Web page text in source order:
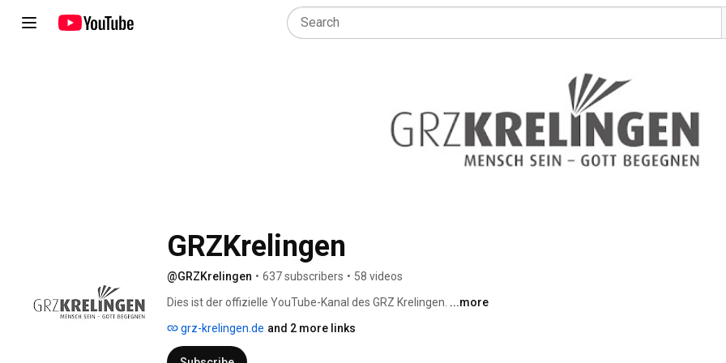
GRZKrelingen
@GRZKrelingen • 637 subscribers • 58 videos
Dies ist der offizielle YouTube-Kanal des GRZ Krelingen. ...more
grz-krelingen.de and 2 more links